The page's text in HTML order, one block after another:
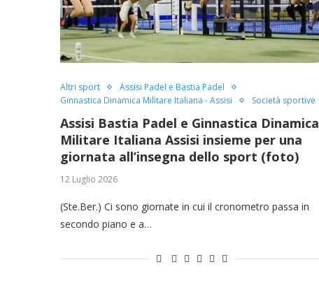
Altri sport
Assisi Padel e Bastia Padel
Ginnastica Dinamica Militare Italiana - Assisi
Società sportive
Assisi Bastia Padel e Ginnastica Dinamica
Militare Italiana Assisi insieme per una
giornata all’insegna dello sport (foto)
12 Luglio 2026
(Ste.Ber.) Ci sono giornate in cui il cronometro passa in
secondo piano e a…